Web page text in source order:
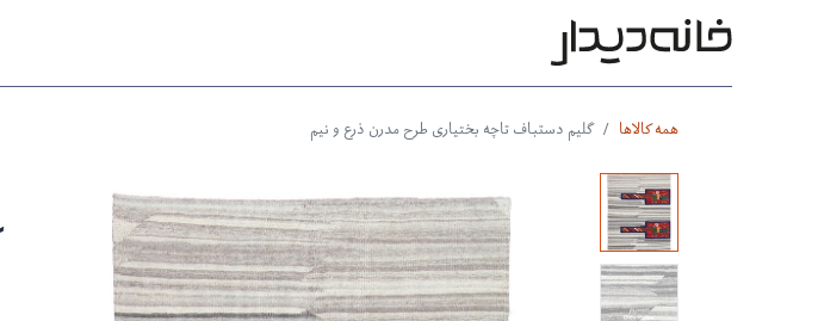
همه کالاها گلیم دستباف تاچه بختیاری طرح مدرن ذرع و نیم